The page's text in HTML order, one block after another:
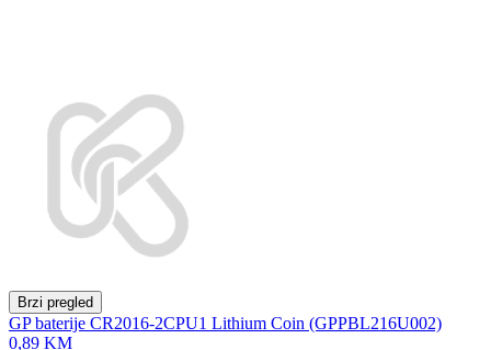
Brzi pregled
GP baterije CR2016-2CPU1 Lithium Coin (GPPBL216U002)
0,89 KM